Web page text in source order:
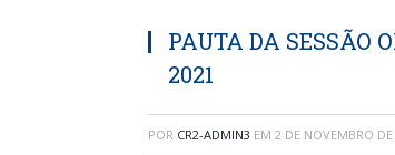
PAUTA DA SESSÃO
2021
POR CR2-ADMIN3 EM 2 DE NOVEMBRO DE